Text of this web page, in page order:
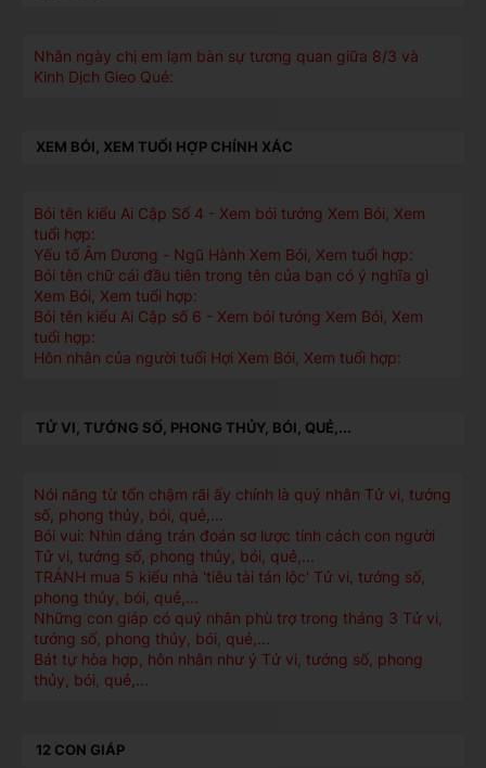
Nhân ngày chị em lạm bàn sự tương quan giữa 8/3 và
Kinh Dịch Gieo Quẻ:
XEM BÓI, XEM TUỔI HỢP CHÍNH XÁC
Bói tên kiểu Ai Cập Số 4 - Xem bói tướng Xem Bói, Xem
tuổi hợp:
Yếu tố Âm Dương - Ngũ Hành Xem Bói, Xem tuổi hợp:
Bói tên chữ cái đầu tiên trong tên của bạn có ý nghĩa gì
Xem Bói, Xem tuổi hợp:
Bói tên kiểu Ai Cập số 6 - Xem bói tướng Xem Bói, Xem
tuổi hợp:
Hôn nhân của người tuổi Hợi Xem Bói, Xem tuổi hợp:
TỬ VI, TƯỚNG SỐ, PHONG THỦY, BÓI, QUẺ,...
Nói năng từ tốn chậm rãi ấy chính là quý nhân Tử vi, tướng
số, phong thủy, bói, quẻ,...
Bói vui: Nhìn dáng trán đoán sơ lược tính cách con người
Tử vi, tướng số, phong thủy, bói, quẻ,...
TRÁNH mua 5 kiểu nhà 'tiêu tài tán lộc' Tử vi, tướng số,
phong thủy, bói, quẻ,...
Những con giáp có quý nhân phù trợ trong tháng 3 Tử vi,
tướng số, phong thủy, bói, quẻ,...
Bát tự hòa hợp, hôn nhân như ý Tử vi, tướng số, phong
thủy, bói, quẻ,...
12 CON GIÁP